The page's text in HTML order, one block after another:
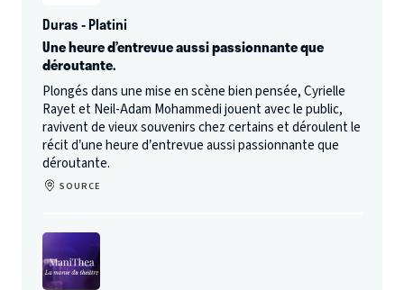
Duras - Platini
Une heure d’entrevue aussi passionnante que
déroutante.
Plongés dans une mise en scène bien pensée, Cyrielle
Rayet et Neil-Adam Mohammedi jouent avec le public,
ravivent de vieux souvenirs chez certains et déroulent le
récit d’une heure d’entrevue aussi passionnante que
déroutante.
SOURCE